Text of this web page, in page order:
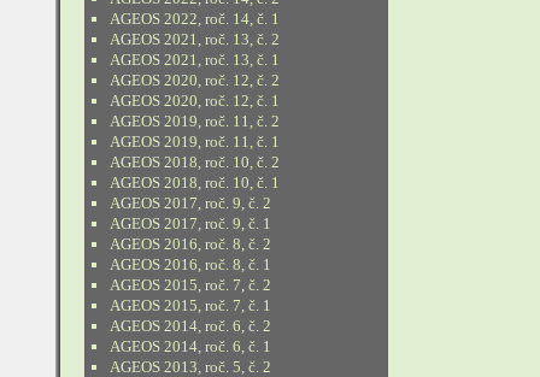
AGEOS 2022, roč. 14, č. 1
AGEOS 2021, roč. 13, č. 2
AGEOS 2021, roč. 13, č. 1
AGEOS 2020, roč. 12, č. 2
AGEOS 2020, roč. 12, č. 1
AGEOS 2019, roč. 11, č. 2
AGEOS 2019, roč. 11, č. 1
AGEOS 2018, roč. 10, č. 2
AGEOS 2018, roč. 10, č. 1
AGEOS 2017, roč. 9, č. 2
AGEOS 2017, roč. 9, č. 1
AGEOS 2016, roč. 8, č. 2
AGEOS 2016, roč. 8, č. 1
AGEOS 2015, roč. 7, č. 2
AGEOS 2015, roč. 7, č. 1
AGEOS 2014, roč. 6, č. 2
AGEOS 2014, roč. 6, č. 1
AGEOS 2013, roč. 5, č. 2